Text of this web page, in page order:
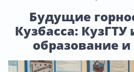
Будущие
Кузбасса: КузГТУ
образование